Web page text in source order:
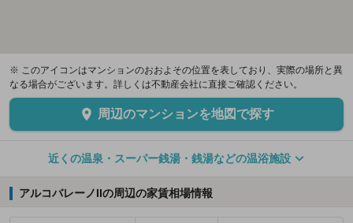
※ このアイコンはマンションのおおよその位置を表しており、実際の場所と異
なる場合がございます。詳しくは不動産会社に直接ご確認ください。
周辺のマンションを地図で探す
近くの温泉・スーパー銭湯・銭湯などの温浴施設
アルコバレーノIIの周辺の家賃相場情報